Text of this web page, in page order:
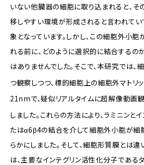
いない他臓器の細胞に取り込まれると、
移しやすい環境が形成されると言われて
象となっています。しかし、この細胞外小
れる前に、どのように選択的に結合するの
はありませんでした。そこで、本研究では
つ観察しつつ、標的細胞上の細胞外マトリ
21nmで、疑似リアルタイムに超解像動画
しました。これらの方法により、ラミニンと
たはα6β4の結合を介して細胞外小胞が細
らかにしました。そして、細胞形質膜とは
は、主要なインテグリン活性化分子であるタ